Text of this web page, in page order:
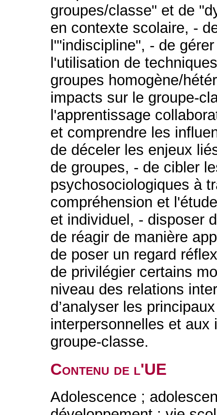
groupes/classe" et de
en contexte scolaire, -
l'"indiscipline", - de
l'utilisation de
groupes homogène/
impacts sur le groupe-
l'apprentissage
et comprendre les
de déceler les enjeux
de groupes, - de cibler
psychosociologiques à
compréhension et
et individuel, - disposer
de réagir de manière
de poser un regard
de privilégier certains
niveau des relations
d’analyser les
interpersonnelles et
groupe-classe.
Contenu de l'UE
Adolescence ;